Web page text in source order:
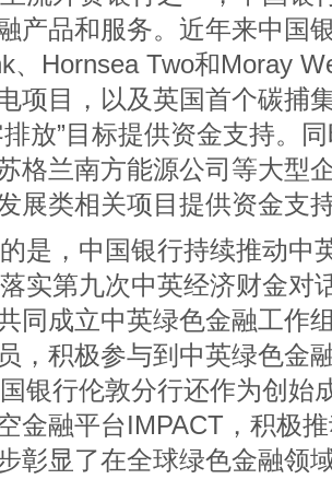
产品和服务。近年来中国
、Hornsea Two和Moray
项目，以及英国首个碳捕
排放”目标提供资金支持。
格兰南方能源公司等大型
展类相关项目提供资金支
是，中国银行持续推动中
实第九次中英经济财金对
同成立中英绿色金融工作
，积极参与到中英绿色金
银行伦敦分行还作为创始
金融平台IMPACT，积极
彰显了在全球绿色金融领